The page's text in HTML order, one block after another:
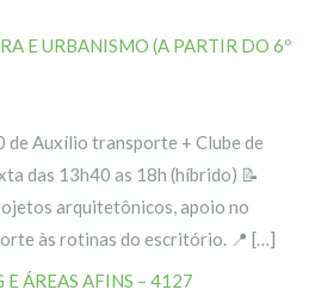
E URBANISMO (A PARTIR DO 6º
de Auxílio transporte + Clube de
das 13h40 as 18h (híbrido) 📝
arquitetônicos, apoio no
às rotinas do escritório. 📍 […]
ÁREAS AFINS – 4127